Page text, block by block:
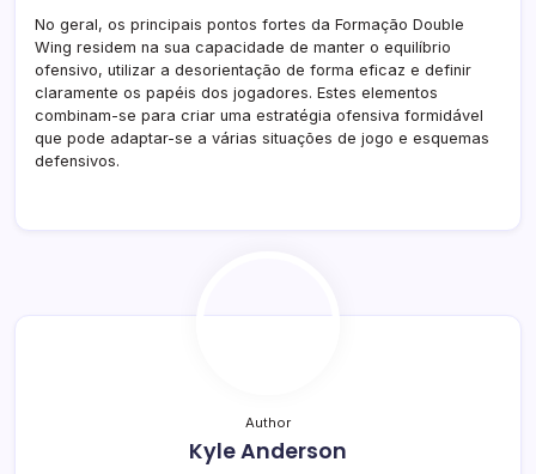
No geral, os principais pontos fortes da Formação Double
Wing residem na sua capacidade de manter o equilíbrio
ofensivo, utilizar a desorientação de forma eficaz e definir
claramente os papéis dos jogadores. Estes elementos
combinam-se para criar uma estratégia ofensiva formidável
que pode adaptar-se a várias situações de jogo e esquemas
defensivos.
Author
Kyle Anderson